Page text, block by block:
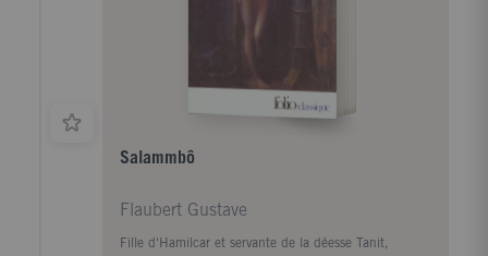
Salammbô
Flaubert Gustave
Fille d'Hamilcar et servante de la déesse Tanit,